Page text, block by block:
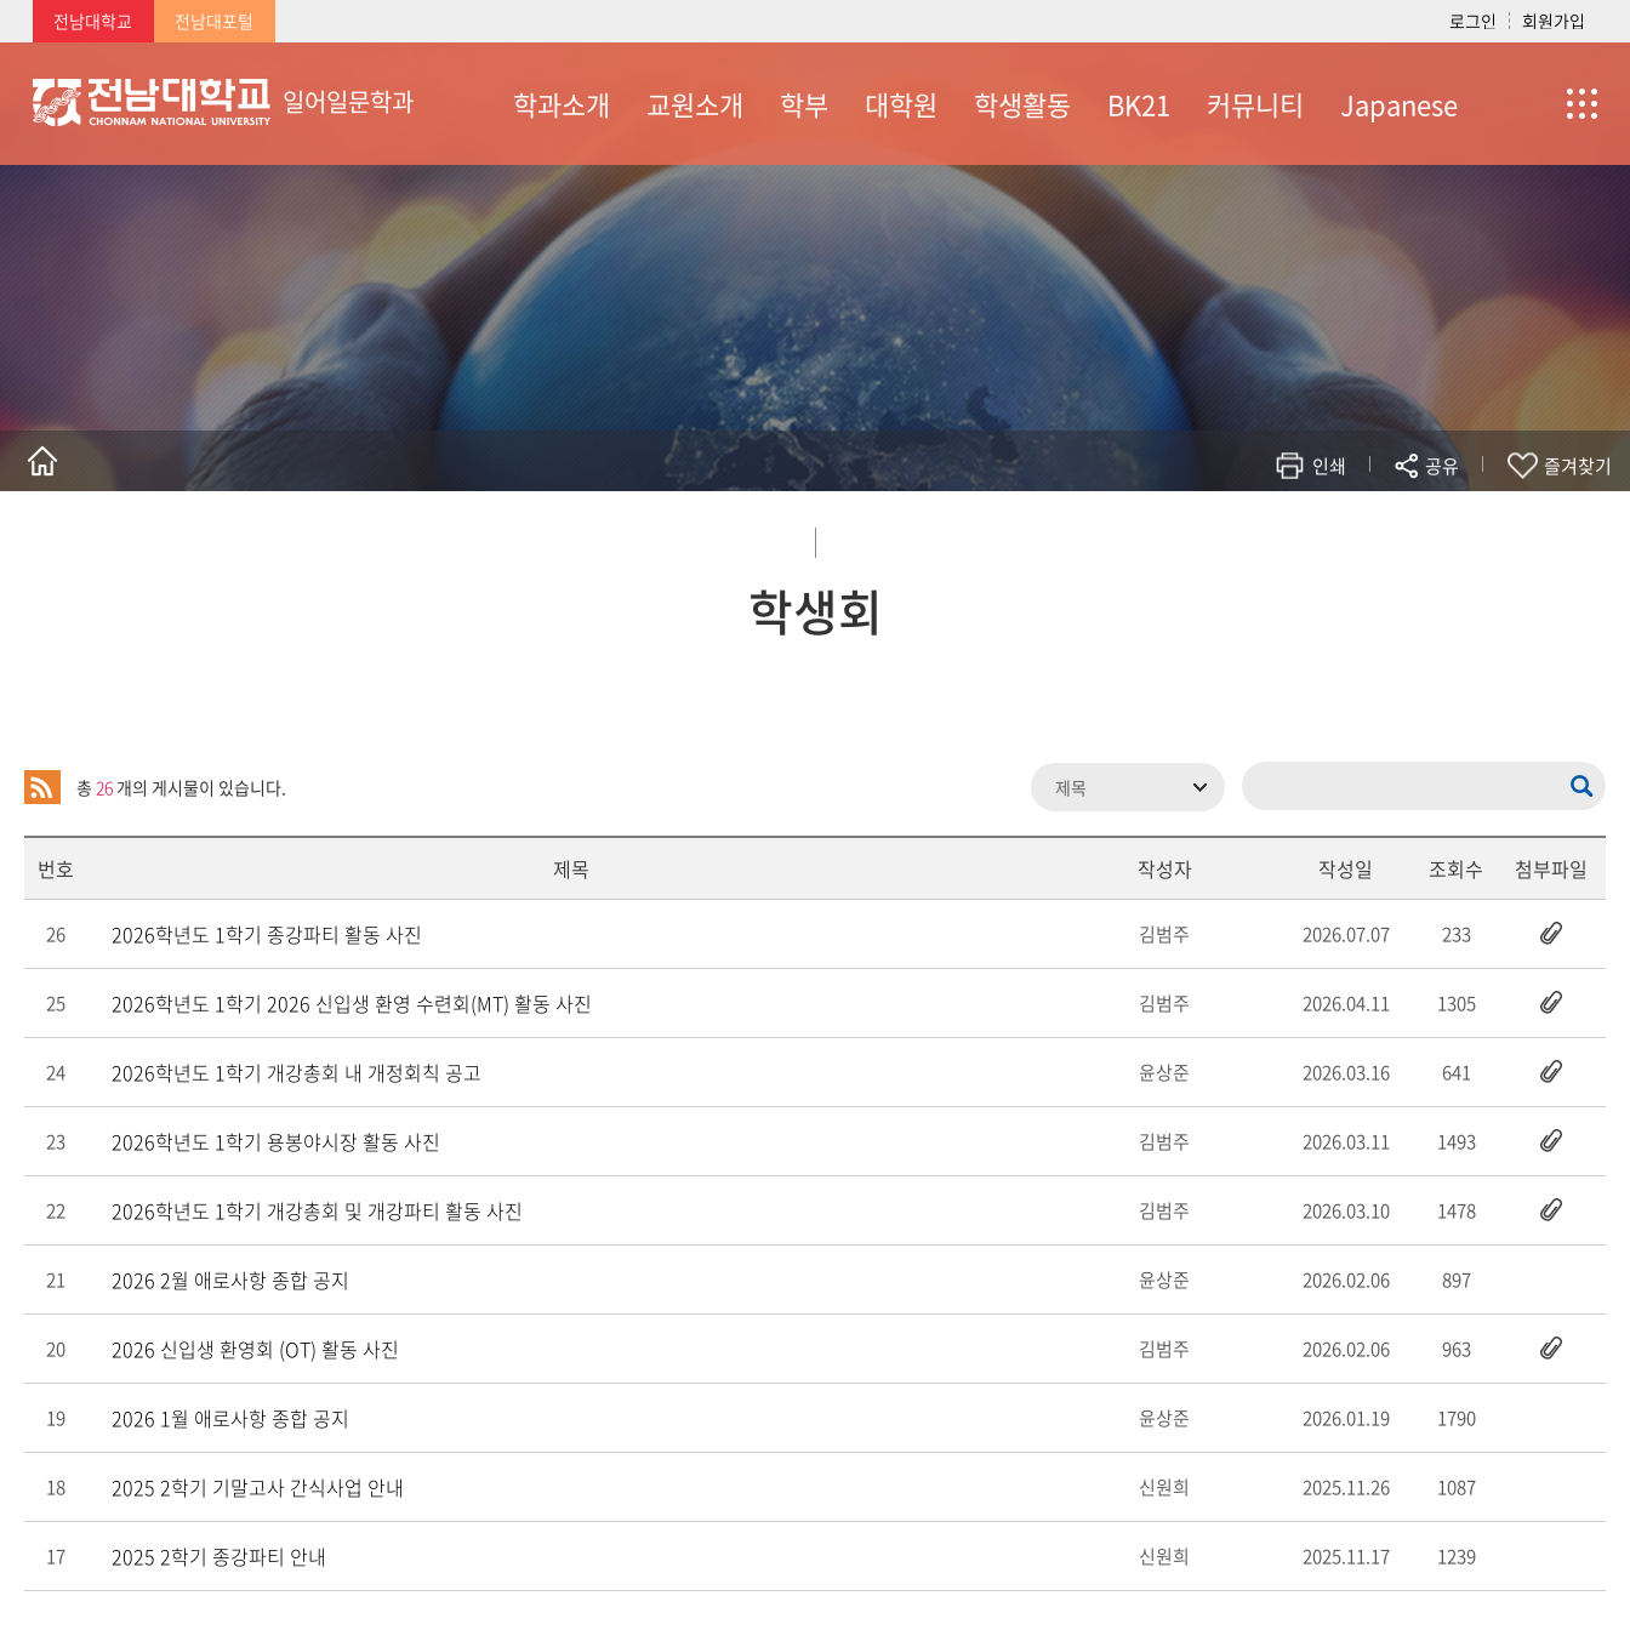
전남대학교 전남대포털 로그인 회원가입
일어일문학과 학과소개
학과소개
오시는길
교원소개
전임교원
학부 대학원
대학원생 취업처
서식자료실
학생활동
학생회
BK21
BK21소개
일본어교육
통,번역
공지사항
사업참여자
사업진행현황
사업실적및성과
참여대학원생에대
한지원내역
커뮤니티
취업정보
자유게시판
Q&A
관련사이트
Japanese
인쇄 공유 즐겨찾기
학생회
총 26 개의 게시물이 있습니다.
번호 제목 작성자 작성일 조회수 첨부파일
26 2026학년도 1학기 종강파티 활동 사진 김범주 2026.07.07 233
25 2026학년도 1학기 2026 신입생 환영 수련회(MT) 활동 사진 김범주 2026.04.11 1305
24 2026학년도 1학기 개강총회 내 개정회칙 공고 윤상준 2026.03.16 641
23 2026학년도 1학기 용봉야시장 활동 사진 김범주 2026.03.11 1493
22 2026학년도 1학기 개강총회 및 개강파티 활동 사진 김범주 2026.03.10 1478
21 2026 2월 애로사항 종합 공지 윤상준 2026.02.06 897
20 2026 신입생 환영회 (OT) 활동 사진 김범주 2026.02.06 963
19 2026 1월 애로사항 종합 공지 윤상준 2026.01.19 1790
18 2025 2학기 기말고사 간식사업 안내 신원희 2025.11.26 1087
17 2025 2학기 종강파티 안내 신원희 2025.11.17 1239